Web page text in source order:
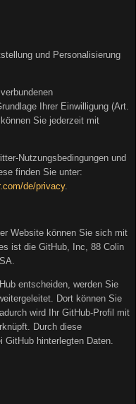
und Personalisierung
Ihrer Einwilligung (Art.
Sie jederzeit mit
Nutzungsbedingungen und
finden Sie unter:
de/privacy.
Website können Sie sich mit
ist die GitHub, Inc, 88 Colin
entscheiden, werden Sie
Dort können Sie
wird Ihr GitHub-Profil mit
Durch diese
GitHub hinterlegten Daten.